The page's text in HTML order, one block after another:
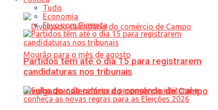
Divulgado calendário do comércio de Campo
Tudo
Economia
Favo com Pimenta
Partidos têm até o dia 15 para registrarem
candidaturas nos tribunais